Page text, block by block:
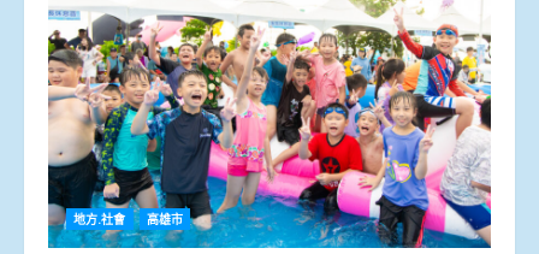
地方.社會 高雄市